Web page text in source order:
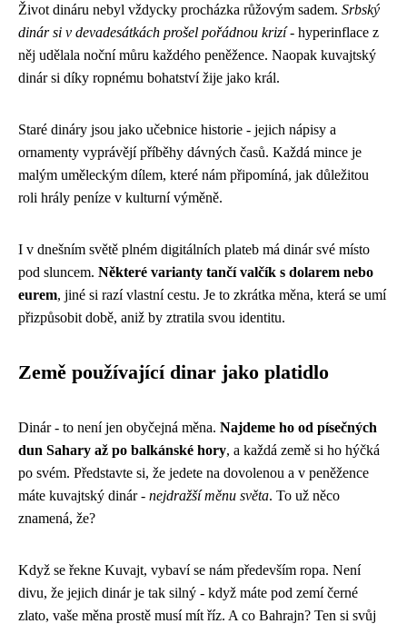
Život dináru nebyl vždycky procházka růžovým sadem. Srbský
dinár si v devadesátkách prošel pořádnou krizí- hyperinflace z
něj udělala noční můru každého peněžence. Naopak kuvajtský
dinár si díky ropnému bohatství žije jako král.
Staré dináry jsou jako učebnice historie - jejich nápisy a
ornamenty vyprávějí příběhy dávných časů. Každá mince je
malým uměleckým dílem, které nám připomíná, jak důležitou
roli hrály peníze v kulturní výměně.
I v dnešním světě plném digitálních plateb má dinár své místo
pod sluncem. Některé varianty tančí valčík s dolarem nebo
eurem, jiné si razí vlastní cestu. Je to zkrátka měna, která se umí
přizpůsobit době, aniž by ztratila svou identitu.
Země používající dinar jako platidlo
Dinár - to není jen obyčejná měna. Najdeme ho od písečných
dun Sahary až po balkánské hory, a každá země si ho hýčká
po svém. Představte si, že jedete na dovolenou a v peněžence
máte kuvajtský dinár - nejdražší měnu světa. To už něco
znamená, že?
Když se řekne Kuvajt, vybaví se nám především ropa. Není
divu, že jejich dinár je tak silný - když máte pod zemí černé
zlato, vaše měna prostě musí mít říz. A co Bahrajn? Ten si svůj